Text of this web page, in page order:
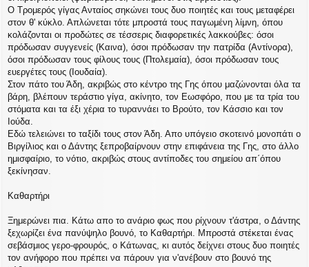
Ο Τρομερός γίγας Ανταίος σηκώνει τους δυο ποιητές και τους μεταφέρει
στον θ' κύκλο. Απλώνεται τότε μπροστά τους παγωμένη λίμνη, όπου
κολάζονται οι προδώτες σε τέσσερις διαφορετικές λακκούβες: όσοι
πρόδωσαν συγγενείς (Καινα), όσοι πρόδωσαν την πατρίδα (Αντίνορα),
όσοι πρόδωσαν τους φίλους τους (Πτολεμαία), όσοι πρόδωσαν τους
ευεργέτες τους (Ιουδαία).
Στον πάτο του Άδη, ακριβώς στο κέντρο της Γης όπου μαζώνονται όλα τα
βάρη, βλέπουν τεράστιο γίγα, ακίνητο, τον Εωσφόρο, που με τα τρία του
στόματα και τα έξι χέρια το τυραννάει το Βρούτο, τον Κάσσιο και τον
Ιούδα.
Εδώ τελειώνει το ταξίδι τους στον Άδη. Απο υπόγειο σκοτεινό μονοπάτι ο
Βιργίλιος και ο Δάντης ξεπροβαίρνουν στην επιφάνεια της Γης, στο άλλο
ημισφαίριο, το νότιο, ακριβώς στους αντίποδες του σημείου απ΄όπου
ξεκίνησαν.
Καθαρτήρι
Ξημερώνει πια. Κάτω απο το ανάριο φως που ρίχνουν τ'άστρα, ο Δάντης
ξεχωρίζει ένα πανύψηλο βουνό, το Καθαρτήρι. Μπροστά στέκεται ένας
σεβάσμιος γερο-φρουρός, ο Κάτωνας, κι αυτός δείχνει στους δυο ποιητές
τον ανήφορο που πρέπει να πάρουν για ν'ανέβουν στο βουνό της